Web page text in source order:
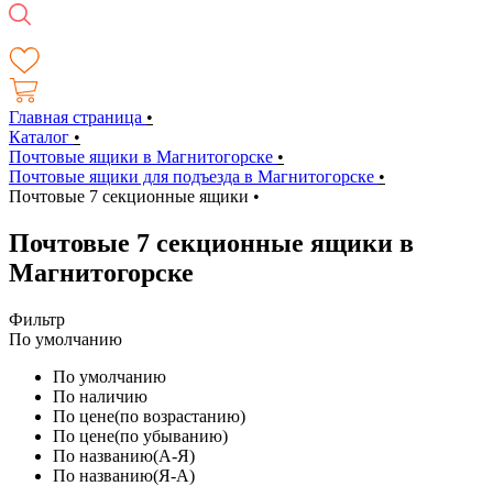
Главная страница •
Каталог •
Почтовые ящики в Магнитогорске •
Почтовые ящики для подъезда в Магнитогорске •
Почтовые 7 секционные ящики •
Почтовые 7 секционные ящики в
Магнитогорске
Фильтр
По умолчанию
По умолчанию
По наличию
По цене(по возрастанию)
По цене(по убыванию)
По названию(А-Я)
По названию(Я-А)